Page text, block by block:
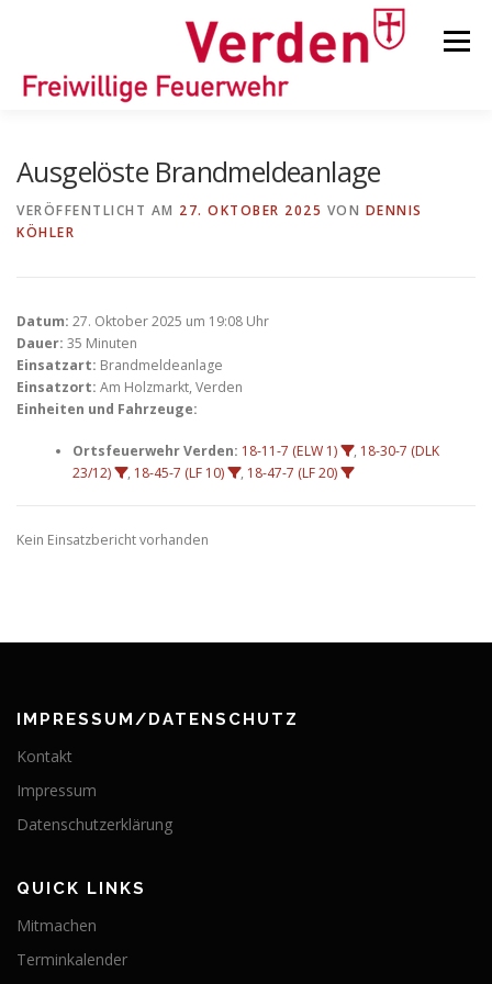
Menü
ORTSFEUERWEHREN
KINDER-/JUGENDFEUERWEHR
Ausgelöste Brandmeldeanlage
VERÖFFENTLICHT AM 27. OKTOBER 2025 VON DENNIS
KÖHLER
Datum: 27. Oktober 2025 um 19:08 Uhr
Dauer: 35 Minuten
Einsatzart: Brandmeldeanlage
Einsatzort: Am Holzmarkt, Verden
Einheiten und Fahrzeuge:
Ortsfeuerwehr Verden: 18-11-7 (ELW 1) , 18-30-7 (DLK
23/12)
, 18-45-7 (LF 10) , 18-47-7 (LF 20)
Kein Einsatzbericht vorhanden
IMPRESSUM/DATENSCHUTZ
Kontakt
Impressum
Datenschutzerklärung
QUICK LINKS
Mitmachen
Terminkalender